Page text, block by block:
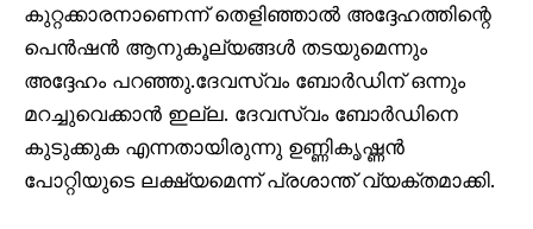
കുറ്റക്കാരനാണെന്ന് തെളിഞ്ഞാൽ അദ്ദേഹത്തിന്റെ
പെൻഷൻ ആനുകൂല്യങ്ങൾ തടയുമെന്നും
അദ്ദേഹം പറഞ്ഞു.ദേവസ്വം ബോർഡിന് ഒന്നും
മറച്ചുവെക്കാൻ ഇല്ല. ദേവസ്വം ബോർഡിനെ
കുടുക്കുക എന്നതായിരുന്നു ഉണ്ണികൃഷ്ണൻ
പോറ്റിയുടെ ലക്ഷ്യമെന്ന് പ്രശാന്ത് വ്യക്തമാക്കി.